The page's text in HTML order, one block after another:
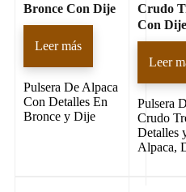
Bronce Con Dije
Leer más
Pulsera De Alpaca
Con Detalles En
Bronce y Dije
Crudo
Con Dije
Leer
Pulsera
Crudo
Detalles
Alpaca,